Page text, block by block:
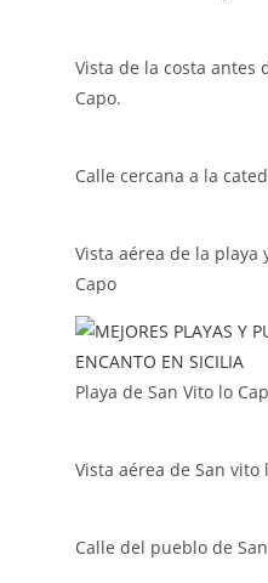
Vista de la costa antes
Capo.
Calle cercana a la
Vista aérea de la playa
Capo
Playa de San Vito lo
Vista aérea de San vito
Calle del pueblo de